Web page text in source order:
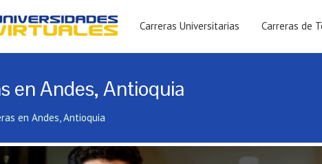
Carreras Universitarias Carreras de
en Andes, Antioquia
en Andes, Antioquia